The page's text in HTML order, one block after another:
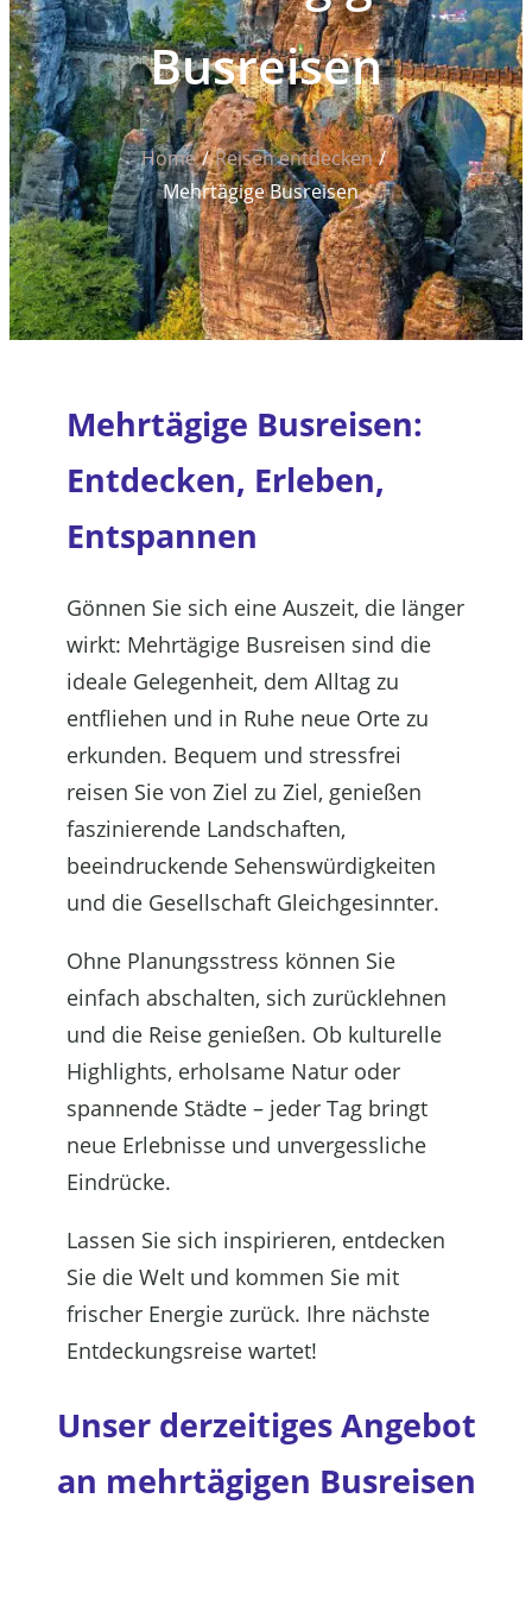
Busreisen
Home
Reisen entdecken
Mehrtägige Busreisen
Mehrtägige Busreisen:
Entdecken, Erleben,
Entspannen
Gönnen Sie sich eine Auszeit, die länger
wirkt: Mehrtägige Busreisen sind die
ideale Gelegenheit, dem Alltag zu
entfliehen und in Ruhe neue Orte zu
erkunden. Bequem und stressfrei
reisen Sie von Ziel zu Ziel, genießen
faszinierende Landschaften,
beeindruckende Sehenswürdigkeiten
und die Gesellschaft Gleichgesinnter.
Ohne Planungsstress können Sie
einfach abschalten, sich zurücklehnen
und die Reise genießen. Ob kulturelle
Highlights, erholsame Natur oder
spannende Städte – jeder Tag bringt
neue Erlebnisse und unvergessliche
Eindrücke.
Lassen Sie sich inspirieren, entdecken
Sie die Welt und kommen Sie mit
frischer Energie zurück. Ihre nächste
Entdeckungsreise wartet!
Unser derzeitiges Angebot
an mehrtägigen Busreisen